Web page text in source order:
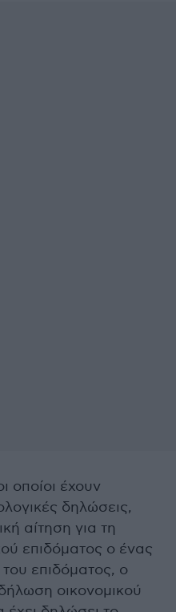
οποίοι έχουν
δηλώσεις,
αίτηση για τη
επιδόματος ο ένας
επιδόματος, ο
οικονομικού